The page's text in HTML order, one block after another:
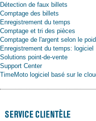
Détection de faux billets
Comptage des billets
Enregistrement du temps
Comptage et tri des pièces
Comptage de l'argent selon le
Enregistrement du temps: logiciel
Solutions point-de-vente
Support Center
TimeMoto logiciel basé sur le
SERVICE CLIENTÈLE